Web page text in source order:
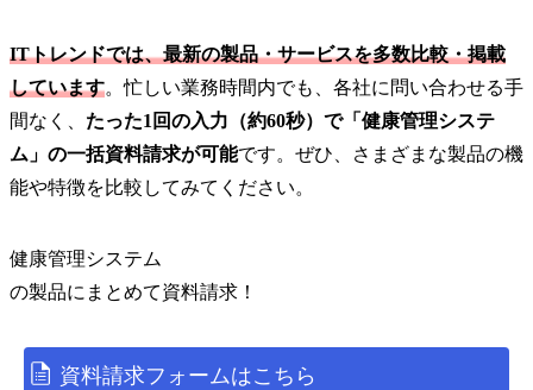
ITトレンドでは、最新の製品・サービスを多数比較・掲載
しています。忙しい業務時間内でも、各社に問い合わせる手
間なく、 たった1回の入力（約60秒）で「健康管理システ
ム」の一括資料請求が可能です。ぜひ、さまざまな製品の機
能や特徴を比較してみてください。
健康管理システム
の製品にまとめて資料請求！
資料請求フォームはこちら